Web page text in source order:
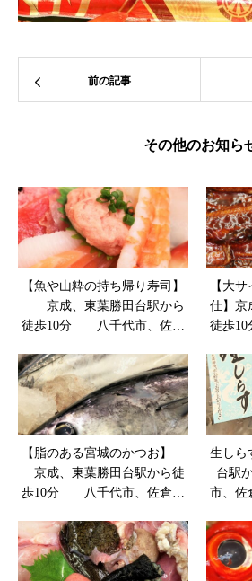
前の記事
その他のお知ら
【魚や山粋の持ち帰り寿司】
京成、東葉勝田台駅から
徒歩10分 八千代市、佐倉
【大
仕】京
徒歩
【脂のある宮城のかつお】
京成、東葉勝田台駅から徒
歩10分 八千代市、佐倉市
生し
台駅
市、佐